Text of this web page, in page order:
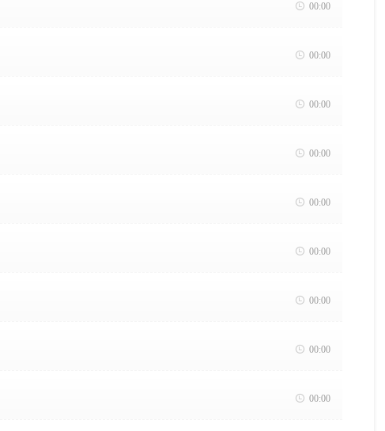
 00:00
 00:00
 00:00
 00:00
 00:00
 00:00
 00:00
 00:00
 00:00